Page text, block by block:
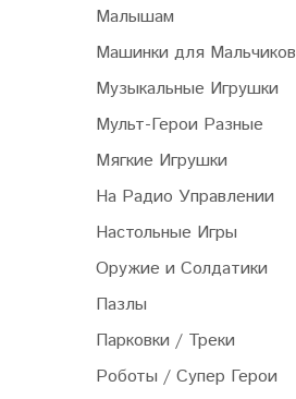
Малышам
Машинки для Мальчиков
Музыкальные Игрушки
Мульт-Герои Разные
Мягкие Игрушки
На Радио Управлении
Настольные Игры
Оружие и Солдатики
Пазлы
Парковки / Треки
Роботы / Супер Герои